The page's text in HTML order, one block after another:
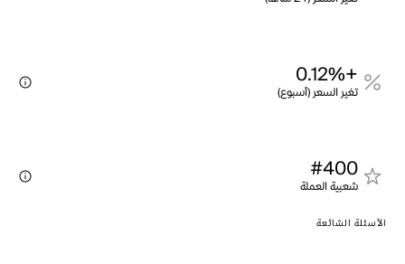
+0.12%
تغير السعر (أسبوع)
#400
شعبية العملة
الأسئلة الشائعة